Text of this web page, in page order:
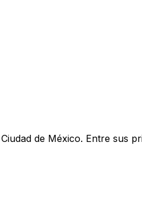
de México. Entre sus